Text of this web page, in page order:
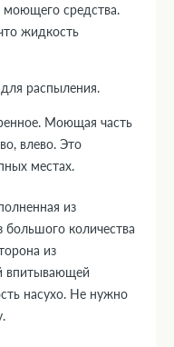
моющего средства.
жидкость
распыления.
Моющая часть
влево. Это
местах.
из
количества
из
впитывающей
насухо. Не нужно